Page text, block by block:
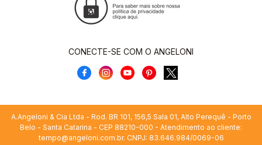
CONECTE-SE COM O ANGELONI
A.Angeloni & Cia Ltda - Rod. BR 101, 156,5 Sala 01, Alto Perequê - Porto
Belo - Santa Catarina - CEP 88210-000 - Atendimento ao cliente:
tempo@angeloni.com.br. CNPJ: 83.646.984/0069-06